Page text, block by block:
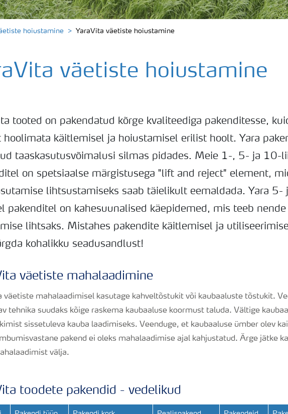
hoiustamine YaraVita väetiste hoiustamine
väetiste hoiustamine
tooted on pakendatud kõrge kvaliteediga pakenditesse,
hoolimata käitlemisel ja hoiustamisel erilist hoolt. Yara
taaskasutusvõimalusi silmas pidades. Meie 1-, 5- ja 10-
on spetsiaalse märgistusega "lift and reject" element,
lihtsustamiseks saab täielikult eemaldada. Yara 5-
pakenditel on kahesuunalised käepidemed, mis teeb nende
lihtsaks. Mistahes pakendite käitlemisel ja
kohalikku seadusandlust!
väetiste mahalaadimine
väetiste mahalaadimisel kasutage kahveltõstukit või kaubaaluste tõstukit.
tehnika suudaks kõige raskema kaubaaluse koormust taluda. Vältige
sissetuleva kauba laadimiseks. Veenduge, et kaubaaluse ümber olev
pakend ei oleks mahalaadimise ajal kahjustatud. Ärge jätke
välja.
toodete pakendid - vedelikud